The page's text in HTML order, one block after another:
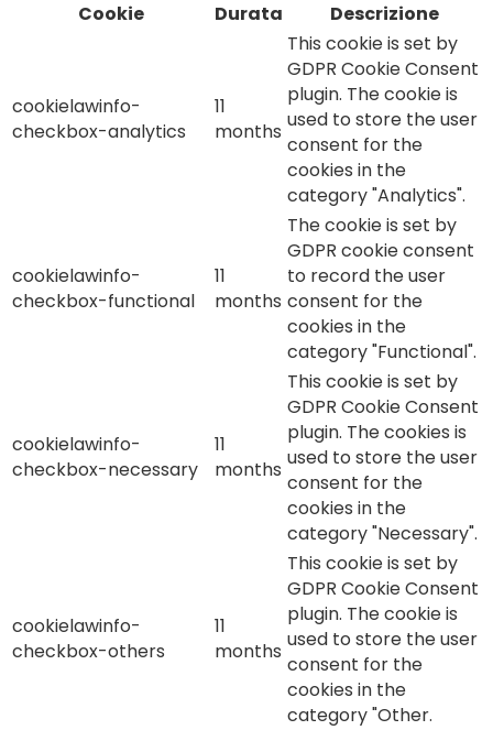
Cookie
Durata Descrizione
cookielawinfo-
checkbox-analytics
11
months
This cookie is set by
GDPR Cookie Consent
plugin. The cookie is
used to store the user
consent for the
cookies in the
category "Analytics".
cookielawinfo-
checkbox-functional
11
months
The cookie is set by
GDPR cookie consent
to record the user
consent for the
cookies in the
category "Functional".
cookielawinfo-
checkbox-necessary
11
months
This cookie is set by
GDPR Cookie Consent
plugin. The cookies is
used to store the user
consent for the
cookies in the
category "Necessary".
cookielawinfo-
checkbox-others
11
months
This cookie is set by
GDPR Cookie Consent
plugin. The cookie is
used to store the user
consent for the
cookies in the
category "Other.